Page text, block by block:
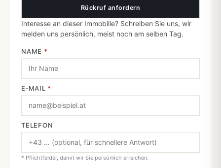
Rückruf anfordern
Interesse an dieser Immobilie? Schreiben Sie uns, wir
melden uns persönlich, meist noch am selben Tag.
NAME *
E‑MAIL *
TELEFON
* Pflichtfelder, damit wir Sie persönlich erreichen.